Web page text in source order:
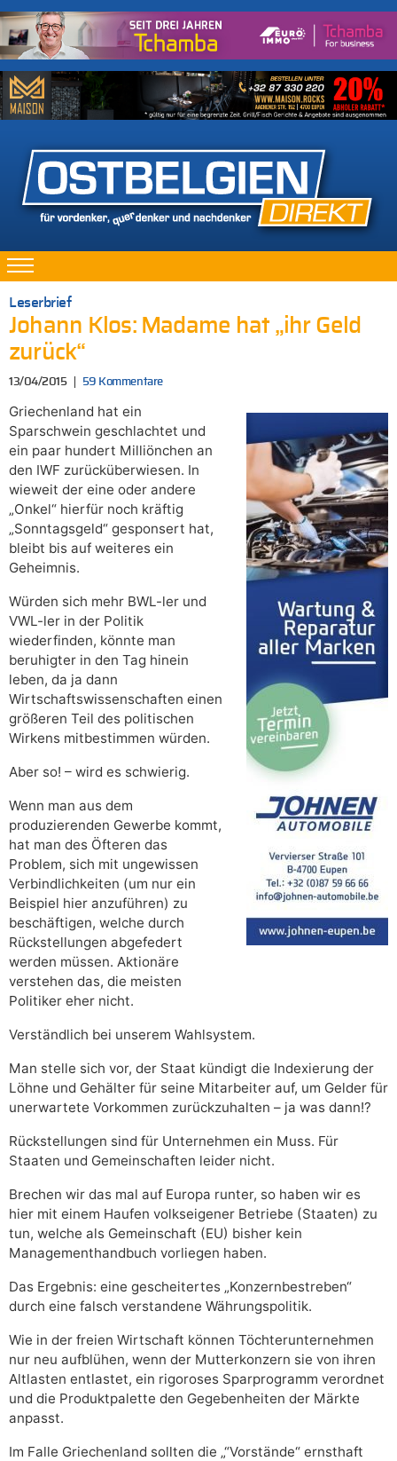
Leserbrief
Johann Klos: Madame hat „ihr Geld
zurück“
13/04/2015 59 Kommentare
Griechenland hat ein
Sparschwein geschlachtet und
ein paar hundert Milliönchen an
den IWF zurücküberwiesen. In
wieweit der eine oder andere
„Onkel“ hierfür noch kräftig
„Sonntagsgeld“ gesponsert hat,
bleibt bis auf weiteres ein
Geheimnis.
Würden sich mehr BWL-ler und
VWL-ler in der Politik
wiederfinden, könnte man
beruhigter in den Tag hinein
leben, da ja dann
Wirtschaftswissenschaften einen
größeren Teil des politischen
Wirkens mitbestimmen würden.
Aber so! – wird es schwierig.
Wenn man aus dem
produzierenden Gewerbe kommt,
hat man des Öfteren das
Problem, sich mit ungewissen
Verbindlichkeiten (um nur ein
Beispiel hier anzuführen) zu
beschäftigen, welche durch
Rückstellungen abgefedert
werden müssen. Aktionäre
verstehen das, die meisten
Politiker eher nicht.
Verständlich bei unserem Wahlsystem.
Man stelle sich vor, der Staat kündigt die Indexierung der
Löhne und Gehälter für seine Mitarbeiter auf, um Gelder für
unerwartete Vorkommen zurückzuhalten – ja was dann!?
Rückstellungen sind für Unternehmen ein Muss. Für
Staaten und Gemeinschaften leider nicht.
Brechen wir das mal auf Europa runter, so haben wir es
hier mit einem Haufen volkseigener Betriebe (Staaten) zu
tun, welche als Gemeinschaft (EU) bisher kein
Managementhandbuch vorliegen haben.
Das Ergebnis: eine gescheitertes „Konzernbestreben“
durch eine falsch verstandene Währungspolitik.
Wie in der freien Wirtschaft können Töchterunternehmen
nur neu aufblühen, wenn der Mutterkonzern sie von ihren
Altlasten entlastet, ein rigoroses Sparprogramm verordnet
und die Produktpalette den Gegebenheiten der Märkte
anpasst.
Im Falle Griechenland sollten die „“Vorstände“ ernsthaft